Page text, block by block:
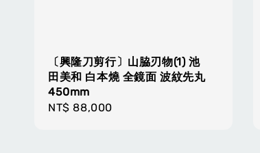
〔興隆刀剪行〕山脇刃物(1) 池
田美和 白本燒 全鏡面 波紋先丸
450mm
Regular
NT$ 88,000